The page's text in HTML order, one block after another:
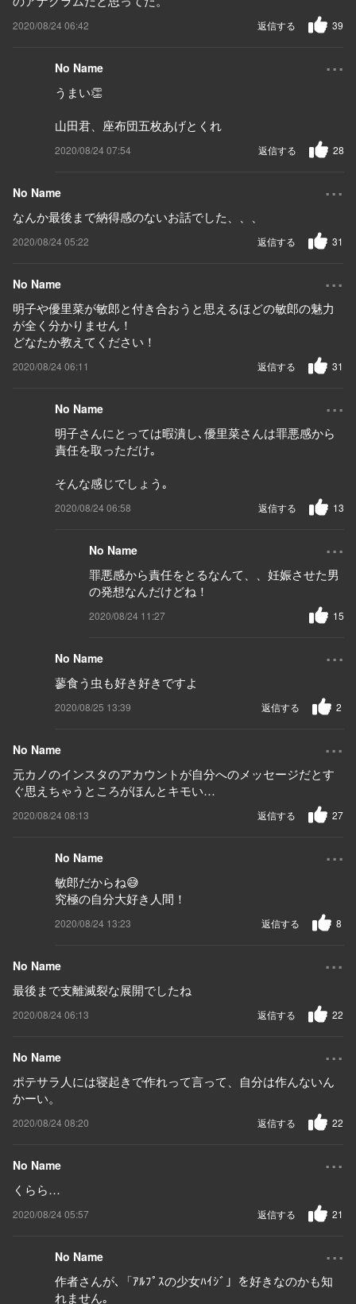
2020/08/24 06:42 39
返信する
No Name ...
うまい👏
山田君、座布団五枚あげとくれ
2020/08/24 07:54 28
返信する
No Name ...
なんか最後まで納得感のないお話でした、、、
2020/08/24 05:22 31
返信する
No Name ...
明子や優里菜が敏郎と付き合おうと思えるほどの敏郎の魅力
が全く分かりません！
どなたか教えてください！
2020/08/24 06:11 31
返信する
No Name ...
明子さんにとっては暇潰し､優里菜さんは罪悪感から
責任を取っただけ｡
そんな感じでしょう｡
2020/08/24 06:58 13
返信する
No Name ...
罪悪感から責任をとるなんて、、妊娠させた男
の発想なんだけどね！
2020/08/24 11:27 15
No Name ...
蓼食う虫も好き好きですよ
2020/08/25 13:39 2
返信する
No Name ...
元カノのインスタのアカウントが自分へのメッセージだとす
ぐ思えちゃうところがほんとキモい…
2020/08/24 08:13 27
返信する
No Name ...
敏郎だからね😅
究極の自分大好き人間！
2020/08/24 13:23 8
返信する
No Name ...
最後まで支離滅裂な展開でしたね
2020/08/24 06:13 22
返信する
No Name ...
ポテサラ人には寝起きで作れって言って、自分は作んないん
かーい。
2020/08/24 08:20 22
返信する
No Name ...
くらら…
2020/08/24 05:57 21
返信する
No Name ...
作者さんが､「ｱﾙﾌﾟｽの少女ﾊｲｼﾞ」を好きなのかも知
れません｡